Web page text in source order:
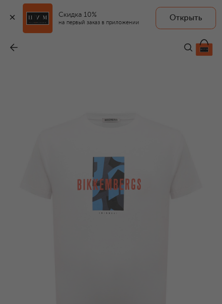
Скидка 10%
на первый заказ в приложении
Открыть
3 690 ₽